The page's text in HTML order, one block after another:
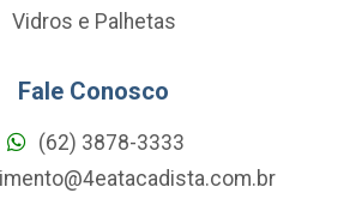
Vidros e Palhetas
Fale Conosco
(62) 3878-3333